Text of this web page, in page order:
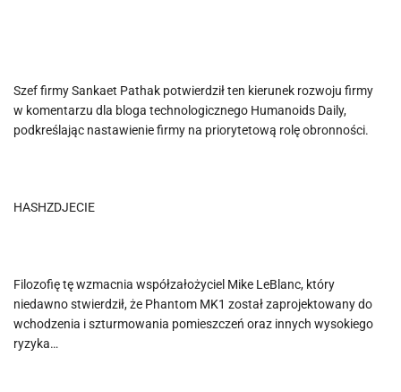
Szef firmy Sankaet Pathak potwierdził ten kierunek rozwoju firmy
w komentarzu dla bloga technologicznego Humanoids Daily,
podkreślając nastawienie firmy na priorytetową rolę obronności.
HASHZDJECIE
Filozofię tę wzmacnia współzałożyciel Mike LeBlanc, który
niedawno stwierdził, że Phantom MK1 został zaprojektowany do
wchodzenia i szturmowania pomieszczeń oraz innych wysokiego
ryzyka…